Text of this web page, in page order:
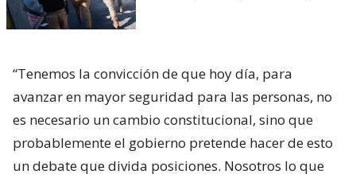
“Tenemos la convicción de que hoy día, para
avanzar en mayor seguridad para las personas, no
es necesario un cambio constitucional, sino que
probablemente el gobierno pretende hacer de esto
un debate que divida posiciones. Nosotros lo que